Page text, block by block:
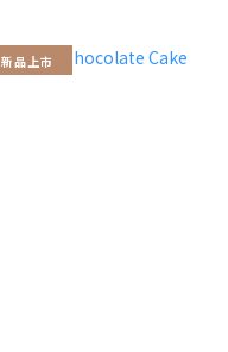
新品上市